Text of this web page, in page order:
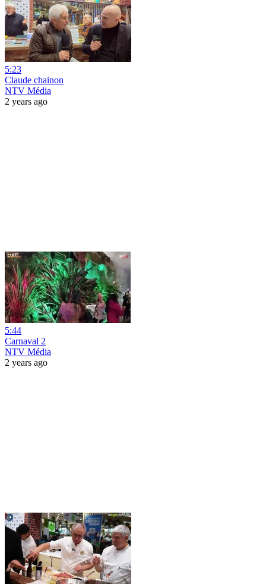
5:23
Claude chainon
NTV Média
2 years ago
5:44
Carnaval 2
NTV Média
2 years ago